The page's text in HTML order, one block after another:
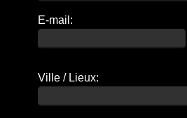
E-mail:
Ville / Lieux: